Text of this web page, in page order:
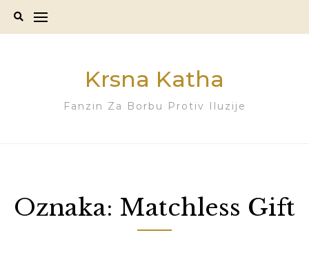
Krsna Katha
Fanzin Za Borbu Protiv Iluzije
Oznaka: Matchless Gift